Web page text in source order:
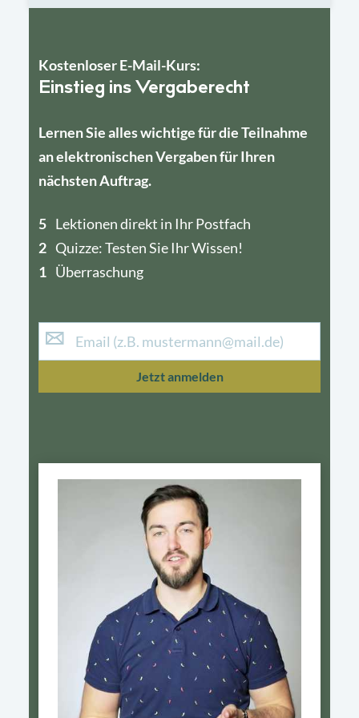
Kostenloser E-Mail-Kurs:
Einstieg ins Vergaberecht
Lernen Sie alles wichtige für die Teilnahme
an elektronischen Vergaben für Ihren
nächsten Auftrag.
5 Lektionen direkt in Ihr Postfach
2 Quizze: Testen Sie Ihr Wissen!
1 Überraschung
4
1
Jetzt anmelden